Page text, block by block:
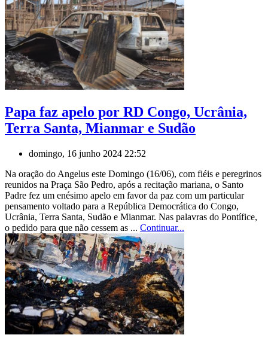
Papa faz apelo por RD Congo, Ucrânia,
Terra Santa, Mianmar e Sudão
domingo, 16 junho 2024 22:52
Na oração do Angelus este Domingo (16/06), com fiéis e peregrinos
reunidos na Praça São Pedro, após a recitação mariana, o Santo
Padre fez um enésimo apelo em favor da paz com um particular
pensamento voltado para a República Democrática do Congo,
Ucrânia, Terra Santa, Sudão e Mianmar. Nas palavras do Pontífice,
o pedido para que não cessem as ... Continuar...